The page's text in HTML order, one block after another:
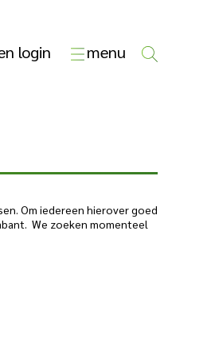
login menu
Om iedereen hierover goed
We zoeken momenteel